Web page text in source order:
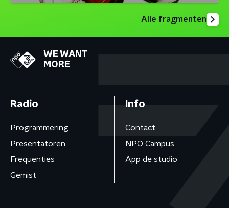
Alle fragmenten
WE WANT
MORE
Radio
Programmering
Presentatoren
Frequenties
Gemist
Info
Contact
NPO Campus
App de studio